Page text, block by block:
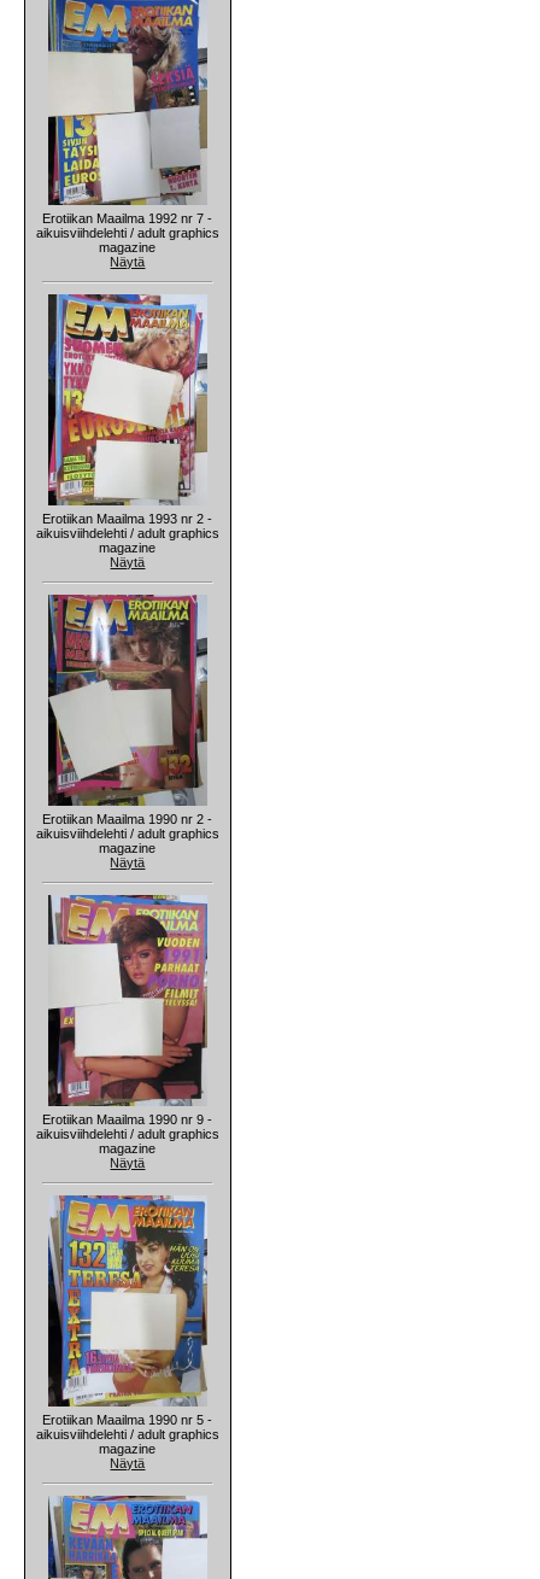
Erotiikan Maailma 1992 nr 7 -
aikuisviihdelehti / adult graphics
magazine
Näytä
Erotiikan Maailma 1993 nr 2 -
aikuisviihdelehti / adult graphics
magazine
Näytä
Erotiikan Maailma 1990 nr 2 -
aikuisviihdelehti / adult graphics
magazine
Näytä
Erotiikan Maailma 1990 nr 9 -
aikuisviihdelehti / adult graphics
magazine
Näytä
Erotiikan Maailma 1990 nr 5 -
aikuisviihdelehti / adult graphics
magazine
Näytä